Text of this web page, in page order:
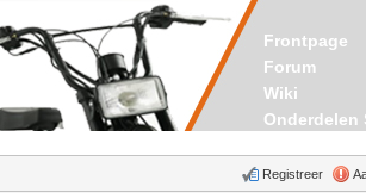
Frontpage
Forum
Wiki
Onderdelen
Registreer